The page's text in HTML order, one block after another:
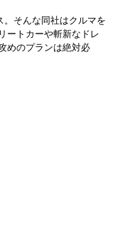
そんな同社はクルマを
ートカーや斬新なドレ
めのプランは絶対必